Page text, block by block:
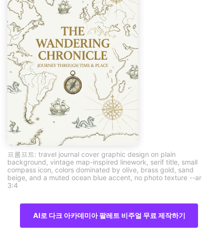
프롬프트: travel journal cover graphic design on plain
background, vintage map-inspired linework, serif title, small
compass icon, colors dominated by olive, brass gold, sand
beige, and a muted ocean blue accent, no photo texture --ar
3:4
AI로 다크 아카데미아 팔레트 비주얼 무료 제작하기